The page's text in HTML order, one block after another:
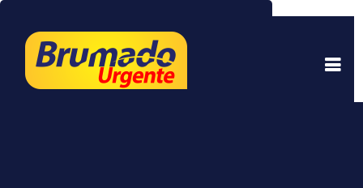
experiência. Ao continuar a navegar, você está
de acordo com isso.Saber mais.